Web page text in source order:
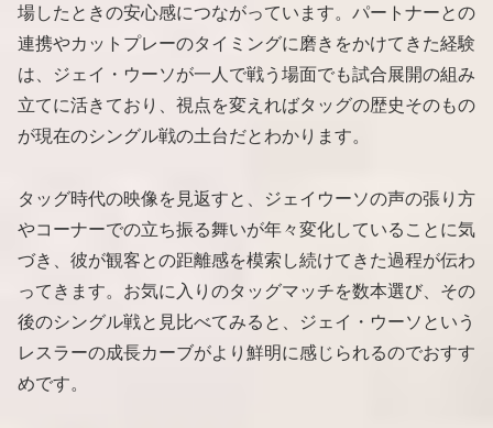
場したときの安心感につながっています。パートナーとの
連携やカットプレーのタイミングに磨きをかけてきた経験
は、ジェイ・ウーソが一人で戦う場面でも試合展開の組み
立てに活きており、視点を変えればタッグの歴史そのもの
が現在のシングル戦の土台だとわかります。
タッグ時代の映像を見返すと、ジェイウーソの声の張り方
やコーナーでの立ち振る舞いが年々変化していることに気
づき、彼が観客との距離感を模索し続けてきた過程が伝わ
ってきます。お気に入りのタッグマッチを数本選び、その
後のシングル戦と見比べてみると、ジェイ・ウーソという
レスラーの成長カーブがより鮮明に感じられるのでおすす
めです。